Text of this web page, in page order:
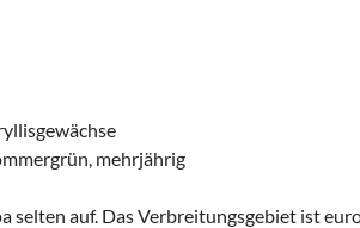
mehrjährig
auf. Das Verbreitungsgebiet ist